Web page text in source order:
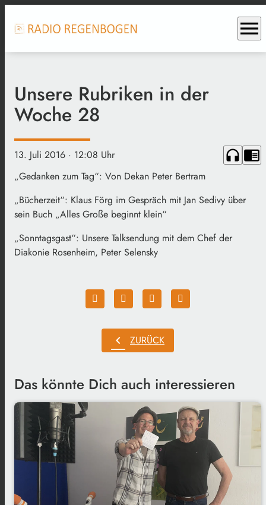
menu
Unsere Rubriken in der
Woche 28
13. Juli 2016 · 12:08 Uhr headphones chrome_reader_mode
„Gedanken zum Tag“: Von Dekan Peter Bertram
„Bücherzeit“: Klaus Förg im Gespräch mit Jan Sedivy über
sein Buch „Alles Große beginnt klein“
„Sonntagsgast“: Unsere Talksendung mit dem Chef der
Diakonie Rosenheim, Peter Selensky
chevron_left ZURÜCK
Das könnte Dich auch interessieren